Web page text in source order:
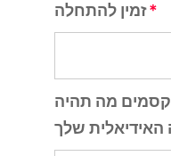
זמין להתחלה
מה תהיה